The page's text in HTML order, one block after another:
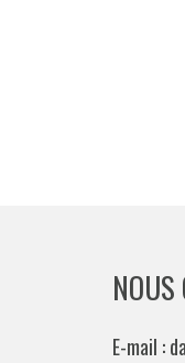
NOUS
E-mail :